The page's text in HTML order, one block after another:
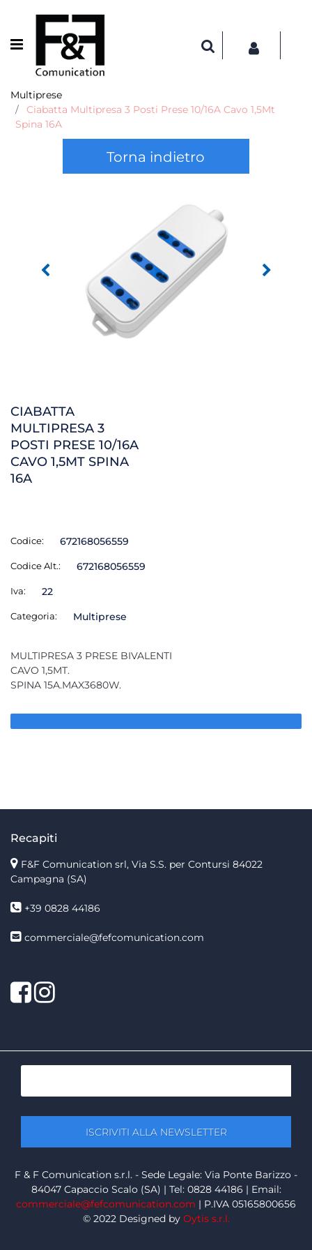
Open menu
Multiprese
Ciabatta Multipresa 3 Posti Prese 10/16A Cavo 1,5Mt
Spina 16A
Torna indietro
CIABATTA
MULTIPRESA 3
POSTI PRESE 10/16A
CAVO 1,5MT SPINA
16A
Codice: 672168056559
Codice Alt.: 672168056559
Iva: 22
Categoria: Multiprese
MULTIPRESA 3 PRESE BIVALENTI
CAVO 1,5MT.
SPINA 15A.MAX3680W.
Recapiti
F&F Comunication srl, Via S.S. per Contursi 84022
Campagna (SA)
+39 0828 44186
commerciale@fefcomunication.com
Facebook
Twitter
F & F Comunication s.r.l. - Sede Legale: Via Ponte Barizzo -
84047 Capaccio Scalo (SA) | Tel: 0828 44186 | Email:
commerciale@fefcomunication.com | P.IVA 05165800656
© 2022 Designed by Oytis s.r.l.